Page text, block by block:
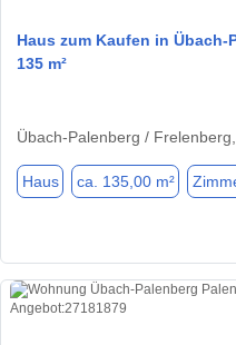
Haus zum Kaufen in Übach-
135 m²
Übach-Palenberg /
Haus ca. 135,00 m²